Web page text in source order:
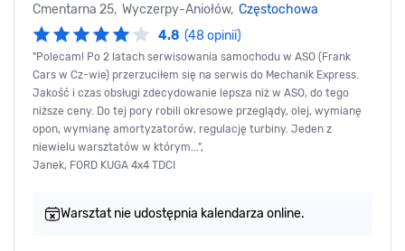
Cmentarna 25, Wyczerpy-Aniołów, Częstochowa
4.8 (48 opinii)
"Polecam! Po 2 latach serwisowania samochodu w ASO (Frank
Cars w Cz-wie) przerzuciłem się na serwis do Mechanik Express.
Jakość i czas obsługi zdecydowanie lepsza niż w ASO, do tego
niższe ceny. Do tej pory robili okresowe przeglądy, olej, wymianę
opon, wymianę amortyzatorów, regulację turbiny. Jeden z
niewielu warsztatów w którym...",
Janek, FORD KUGA 4x4 TDCI
Warsztat nie udostępnia kalendarza online.